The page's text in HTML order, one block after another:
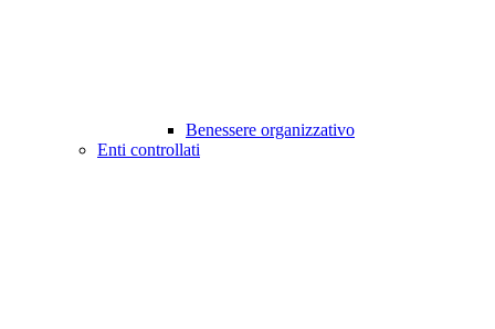
Benessere organizzativo
Enti controllati